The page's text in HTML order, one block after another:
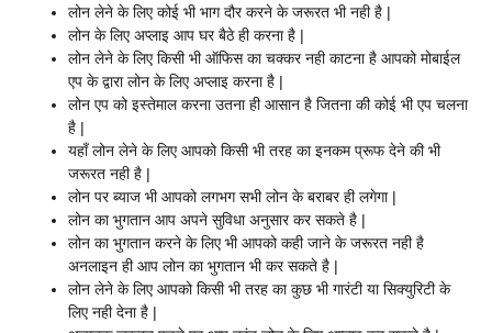
लोन लेने के लिए कोई भी भाग दौर करने के जरूरत भी नही है |
लोन के लिए अप्लाइ आप घर बैठे ही करना है |
लोन लेने के लिए किसी भी ऑफिस का चक्कर नही काटना है आपको मोबाईल
एप के द्वारा लोन के लिए अप्लाइ करना है |
लोन एप को इस्तेमाल करना उतना ही आसान है जितना की कोई भी एप चलना
है |
यहाँ लोन लेने के लिए आपको किसी भी तरह का इनकम प्रूफ देने की भी
जरूरत नही है |
लोन पर ब्याज भी आपको लगभग सभी लोन के बराबर ही लगेगा |
लोन का भुगतान आप अपने सुविधा अनुसार कर सकते है |
लोन का भुगतान करने के लिए भी आपको कही जाने के जरूरत नही है
अनलाइन ही आप लोन का भुगतान भी कर सकते है |
लोन लेने के लिए आपको किसी भी तरह का कुछ भी गारंटी या सिक्युरिटी के
लिए नही देना है |